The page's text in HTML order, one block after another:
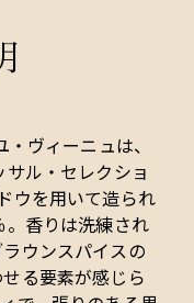
ヴィーニュは、
ル・セレクショ
ウを用いて造られ
。香りは洗練され
ウンスパイスの
る要素が感じら